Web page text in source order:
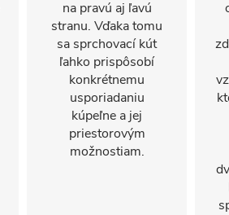
na pravú aj ľavú
stranu. Vďaka tomu
sa sprchovací kút
ľahko prispôsobí
konkrétnemu
usporiadaniu
kúpeľne a jej
priestorovým
možnostiam.